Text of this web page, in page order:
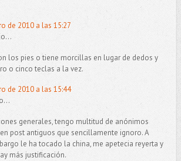
de 2010 a las 15:27
los pies o tiene morcillas en lugar de dedos y
o cinco teclas a la vez.
de 2010 a las 15:44
generales, tengo multitud de anónimos
post antiguos que sencillamente ignoro. A
le ha tocado la china, me apetecia reyerta y
más justificación.